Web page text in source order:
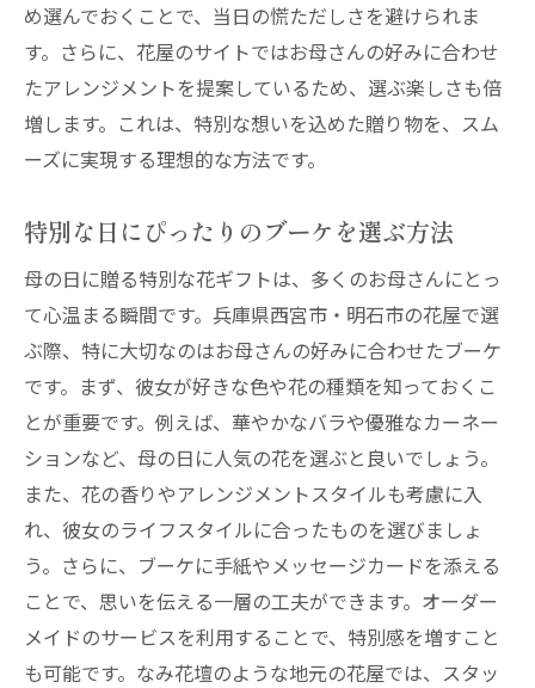
め選んでおくことで、当日の慌ただしさを避けられま
す。さらに、花屋のサイトではお母さんの好みに合わせ
たアレンジメントを提案しているため、選ぶ楽しさも倍
増します。これは、特別な想いを込めた贈り物を、スム
ーズに実現する理想的な方法です。
特別な日にぴったりのブーケを選ぶ方法
母の日に贈る特別な花ギフトは、多くのお母さんにとっ
て心温まる瞬間です。兵庫県西宮市・明石市の花屋で選
ぶ際、特に大切なのはお母さんの好みに合わせたブーケ
です。まず、彼女が好きな色や花の種類を知っておくこ
とが重要です。例えば、華やかなバラや優雅なカーネー
ションなど、母の日に人気の花を選ぶと良いでしょう。
また、花の香りやアレンジメントスタイルも考慮に入
れ、彼女のライフスタイルに合ったものを選びましょ
う。さらに、ブーケに手紙やメッセージカードを添える
ことで、思いを伝える一層の工夫ができます。オーダー
メイドのサービスを利用することで、特別感を増すこと
も可能です。なみ花壇のような地元の花屋では、スタッ